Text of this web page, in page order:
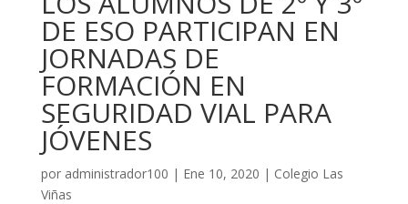
DE ESO PARTICIPAN EN
JORNADAS DE
FORMACIÓN EN
SEGURIDAD VIAL PARA
JÓVENES
por administrador100 | Ene 10, 2020 | Colegio Las
Viñas